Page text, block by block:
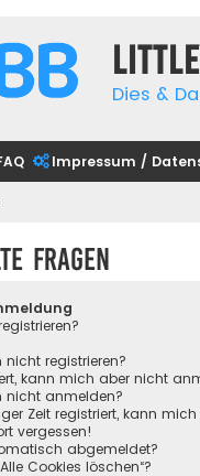
Dies &
Impressum /
Fragen
registrieren?
kann mich aber nicht
anmelden?
Zeit registriert, kann
vergessen!
abgemeldet?
Cookies löschen“?